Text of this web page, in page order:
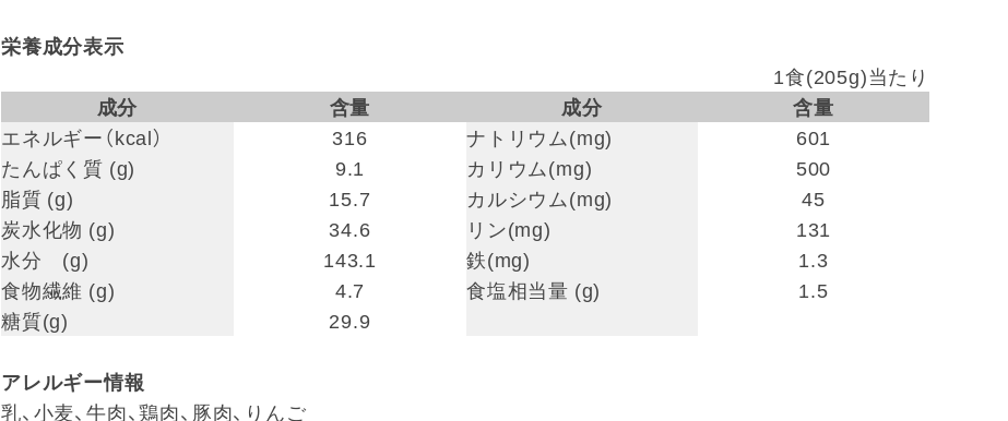
栄養成分表示
1食(205g)当たり
成分
含量 成分
含量
エネルギー（kcal）
316 ナトリウム(mg)
601
たんぱく質 (g)
9.1 カリウム(mg)
500
脂質 (g)
15.7 カルシウム(mg)
45
炭水化物 (g)
34.6 リン(mg)
131
水分 (g)
143.1 鉄(mg)
1.3
食物繊維 (g)
4.7 食塩相当量 (g)
1.5
糖質(g)
29.9
アレルギー情報
乳、小麦、牛肉、鶏肉、豚肉、りんご